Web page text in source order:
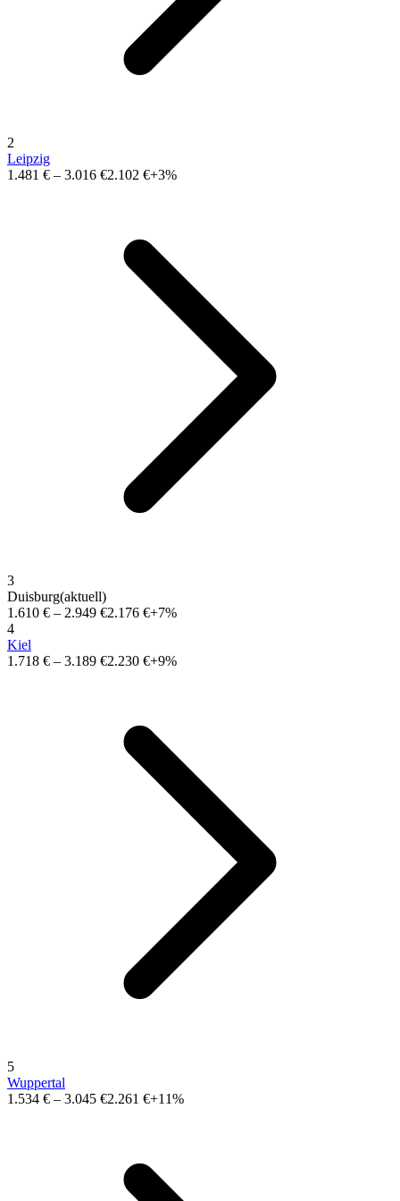
2
Leipzig
1.481 € – 3.016 €2.102 €+3%
3
Duisburg(aktuell)
1.610 € – 2.949 €2.176 €+7%
4
Kiel
1.718 € – 3.189 €2.230 €+9%
5
Wuppertal
1.534 € – 3.045 €2.261 €+11%